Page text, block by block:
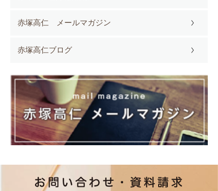
赤塚高仁 メールマガジン
赤塚高仁ブログ